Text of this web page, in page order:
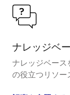
ナレッジベ
ナレッジベース
の役立つリソー